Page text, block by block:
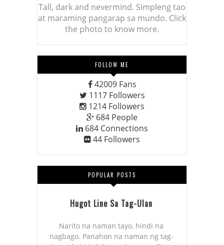
Tall, dark and nevermind. Simpleng tao
at maraming pangarap sa mundo. Click
the photo to know more.
FOLLOW ME
42009 Fans
1117 Followers
1214 Followers
684 People
684 Connections
44 Followers
POPULAR POSTS
Hugot Line Sa Tag-Ulan
Narito na naman tayo, hindi na
nagbago. Panahon na naman ng tag-